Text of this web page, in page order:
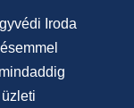
Iroda